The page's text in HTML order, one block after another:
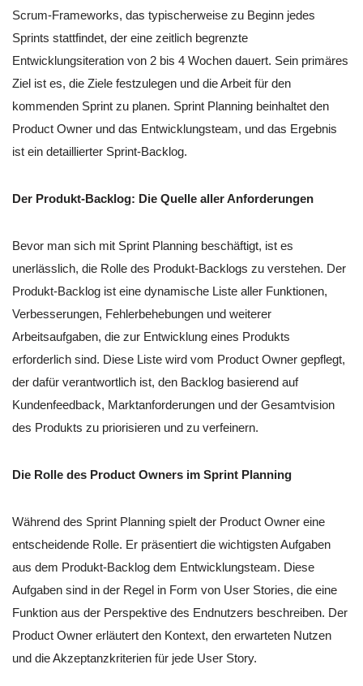
Scrum-Frameworks, das typischerweise zu Beginn jedes
Sprints stattfindet, der eine zeitlich begrenzte
Entwicklungsiteration von 2 bis 4 Wochen dauert. Sein primäres
Ziel ist es, die Ziele festzulegen und die Arbeit für den
kommenden Sprint zu planen. Sprint Planning beinhaltet den
Product Owner und das Entwicklungsteam, und das Ergebnis
ist ein detaillierter Sprint-Backlog.
Der Produkt-Backlog: Die Quelle aller Anforderungen
Bevor man sich mit Sprint Planning beschäftigt, ist es
unerlässlich, die Rolle des Produkt-Backlogs zu verstehen. Der
Produkt-Backlog ist eine dynamische Liste aller Funktionen,
Verbesserungen, Fehlerbehebungen und weiterer
Arbeitsaufgaben, die zur Entwicklung eines Produkts
erforderlich sind. Diese Liste wird vom Product Owner gepflegt,
der dafür verantwortlich ist, den Backlog basierend auf
Kundenfeedback, Marktanforderungen und der Gesamtvision
des Produkts zu priorisieren und zu verfeinern.
Die Rolle des Product Owners im Sprint Planning
Während des Sprint Planning spielt der Product Owner eine
entscheidende Rolle. Er präsentiert die wichtigsten Aufgaben
aus dem Produkt-Backlog dem Entwicklungsteam. Diese
Aufgaben sind in der Regel in Form von User Stories, die eine
Funktion aus der Perspektive des Endnutzers beschreiben. Der
Product Owner erläutert den Kontext, den erwarteten Nutzen
und die Akzeptanzkriterien für jede User Story.